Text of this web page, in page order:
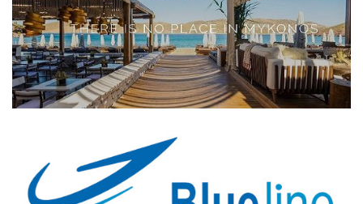
Elections 2023
Γλώσσα
Ελληνικά English